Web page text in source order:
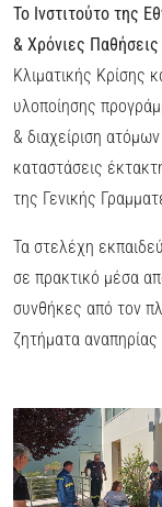
Το Ινστιτούτο της
& Χρόνιες
Κλιματικής Κρίσης
υλοποίησης
& διαχείριση
καταστάσεις
της Γενικής
Τα στελέχη
σε πρακτικό μέσα
συνθήκες από τον
ζητήματα